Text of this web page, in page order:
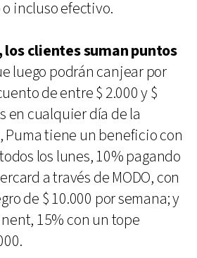
o incluso efectivo.
los clientes suman puntos
luego podrán canjear por
de entre $ 2.000 y $
en cualquier día de la
Puma tiene un beneficio con
los lunes, 10% pagando
a través de MODO, con
de $ 10.000 por semana; y
15% con un tope